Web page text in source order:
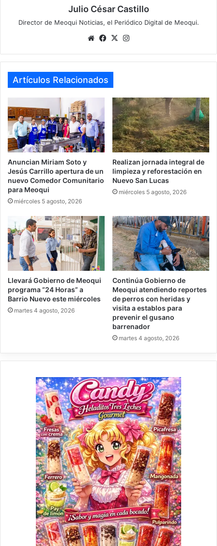
Julio César Castillo
Director de Meoqui Noticias, el Periódico Digital de Meoqui.
We
te
Fa
bo
ok
X
ra
Artículos Relacionados
Anuncian Miriam Soto y
Jesús Carrillo apertura de un
nuevo Comedor Comunitario
para Meoqui
miércoles 5 agosto, 2026
Realizan jornada integral de
limpieza y reforestación en
Nuevo San Lucas
miércoles 5 agosto, 2026
Llevará Gobierno de Meoqui
programa “24 Horas” a
Barrio Nuevo este miércoles
martes 4 agosto, 2026
Continúa Gobierno de
Meoqui atendiendo reportes
de perros con heridas y
visita a establos para
prevenir el gusano
barrenador
martes 4 agosto, 2026